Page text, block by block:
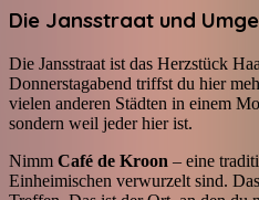
Die Jansstraat und
Die Jansstraat ist das Herzstück
Donnerstagabend triffst du hier
vielen anderen Städten in einem
sondern weil jeder hier ist.
Nimm Café de Kroon – eine
Einheimischen verwurzelt sind.